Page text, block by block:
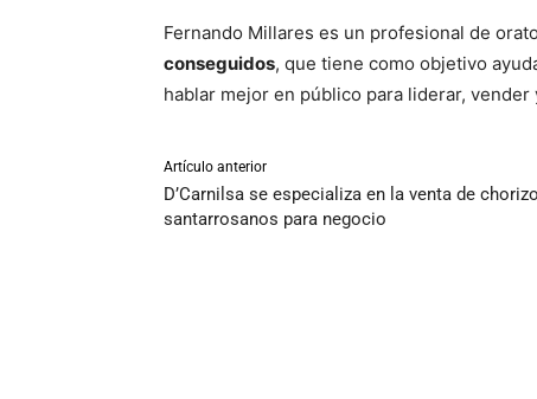
Fernando Millares es un profesional de
conseguidos, que tiene como objetivo
hablar mejor en público para liderar,
Artículo anterior
D’Carnilsa se especializa en la venta de
santarrosanos para negocio